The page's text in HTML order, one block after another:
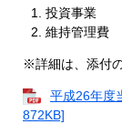
投資事業
維持管理費
※詳細は、添付
平成26年度
872KB]